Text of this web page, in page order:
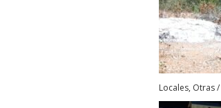
Locales, Otras/